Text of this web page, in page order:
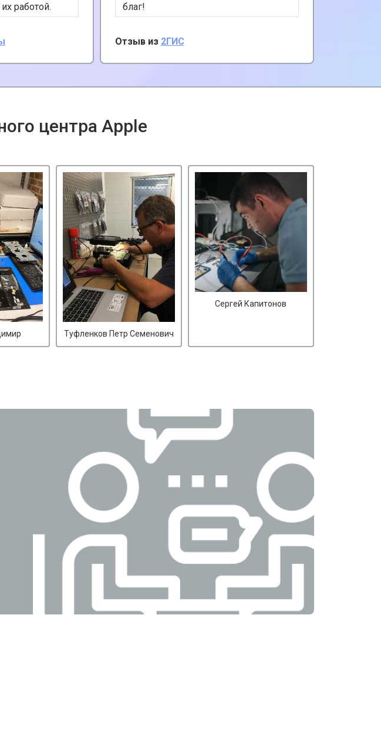
работой.
и
советы по
С
их
благ!
Отзыв из 2ГИС
центра Apple
Туфленков Петр Семенович
Сергей Капитонов